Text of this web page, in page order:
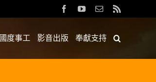
FacebookYouTube
Email:
國度事工 影音出版 奉獻支持